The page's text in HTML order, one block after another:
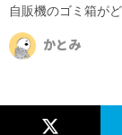
自販機のゴミ箱が
かとみ